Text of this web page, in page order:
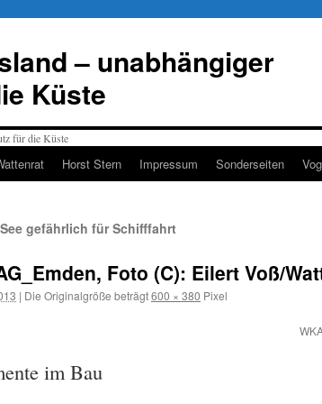
– unabhängiger
Küste
Horst Stern Impressum Sonderseiten
gefährlich für Schifffahrt
Foto (C): Eilert Voß/
| Die Originalgröße beträgt600 × 380 Pixel
im Bau